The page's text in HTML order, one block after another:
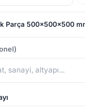
Parça 500x500x500